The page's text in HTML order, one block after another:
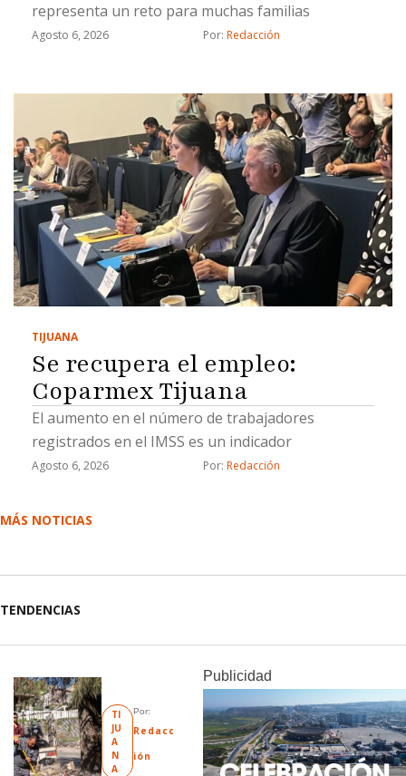
representa un reto para muchas familias
Agosto 6, 2026 Por: Redacción
TIJUANA
Se recupera el empleo:
Coparmex Tijuana
El aumento en el número de trabajadores
registrados en el IMSS es un indicador
Agosto 6, 2026 Por: Redacción
MÁS NOTICIAS
TENDENCIAS
TI
JU
A
N
A
Por:
Redacc
ión
Publicidad